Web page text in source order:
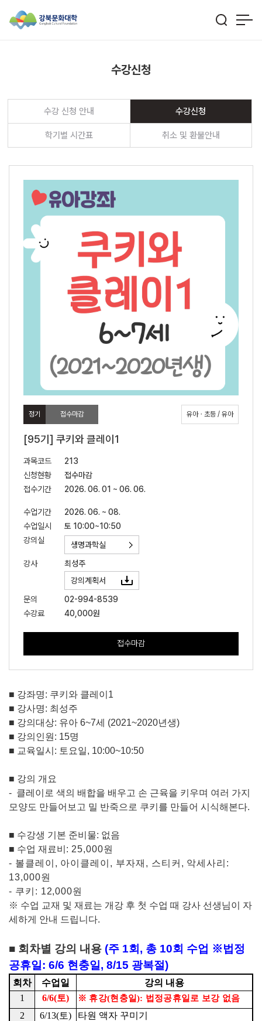
수강신청
수강 신청 안내 수강신청
학기별 시간표 취소 및 환불안내
정기 접수마감 유아ㆍ초등 / 유아
[95기] 쿠키와 클레이1
과목코드
213
신청현황
접수마감
접수기간
2026. 06. 01 ~ 06. 06.
수업기간
2026. 06. ~ 08.
수업일시
토 10:00~10:50
강의실
생명과학실
강사
최성주
강의계획서
문의
02-994-8539
수강료
40,000원
접수마감
■ 강좌명: 쿠키와 클레이 1
■ 강사명: 최성주
■ 강의대상: 유아 6~7세 (2021~2020년생)
■ 강의인원 : 15명
■ 교육일시 : 토요일, 10:00~10:50
■ 강의 개요
- 클레이로 색의 배합을 배우고 손 근육을 키우며 여러 가지
모양도 만들어보고 밀 반죽으로 쿠키를 만들어 시식해본다.
■ 수강생 기본 준비물: 없음
■ 수업 재료비 : 25,000원
- 볼클레이 , 아이클레이 , 부자재 , 스티커 , 악세사리 :
13,000원
- 쿠키 : 12,000원
※ 수업 교재 및 재료는 개강 후 첫 수업 때 강사 선생님이 자
세하게 안내 드립니다.
■ 회차별 강의 내용 (주 1회 , 총 10회 수업 ※법정
공휴일: 6/6 현충일, 8/15 광복절)
회차 수업일
강의 내용
1
6/6(토) ※ 휴강(현충일): 법정공휴일로 보강 없음
2 6/13(토)
타원 액자 꾸미기